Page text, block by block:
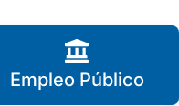
Empleo Público